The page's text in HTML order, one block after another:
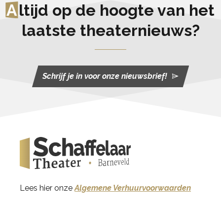
Altijd op de hoogte van het
laatste theaternieuws?
Schrijf je in voor onze nieuwsbrief!
Lees hier onze Algemene Verhuurvoorwaarden